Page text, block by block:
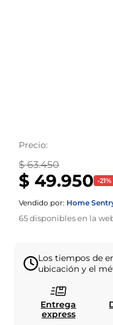
Precio:
$ 63.450
$ 49.950 -21%
Vendido por: Home
65disponibles en la
Los tiempos de
ubicación y el
Entrega
express